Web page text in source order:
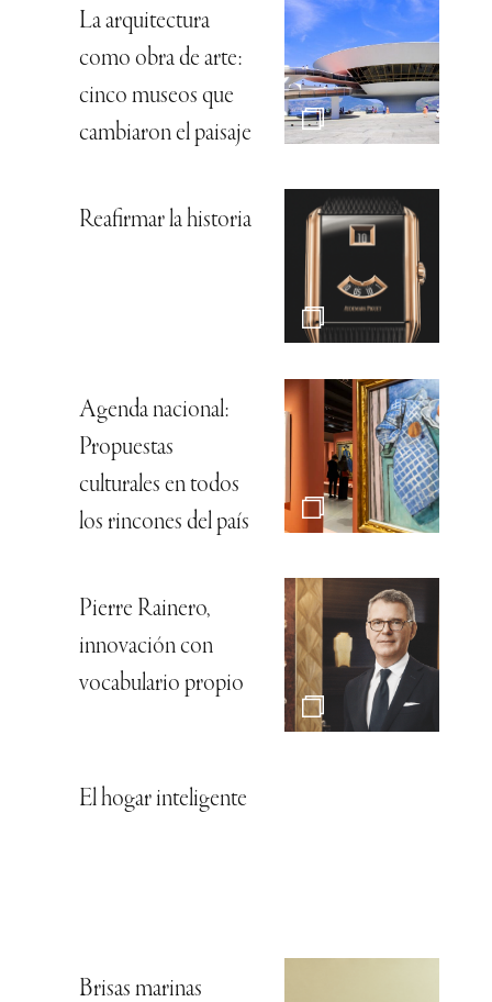
La arquitectura
como obra de arte:
cinco museos que
cambiaron el paisaje
Reafirmar la historia
Agenda nacional:
Propuestas
culturales en todos
los rincones del país
Pierre Rainero,
innovación con
vocabulario propio
El hogar inteligente
Brisas marinas